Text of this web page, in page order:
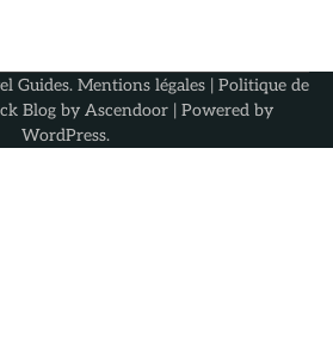
Guides. Mentions légales| Politique de
Blog by Ascendoor | Powered by
WordPress.